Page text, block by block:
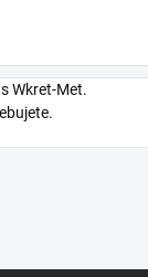
Wkret-Met.